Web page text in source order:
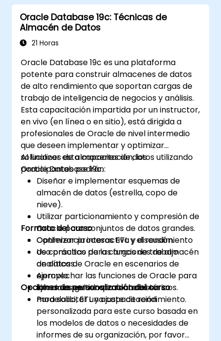
Oracle Database 19c: Técnicas de
Almacén de Datos
21 Horas
Oracle Database 19c es una plataforma
potente para construir almacenes de datos
de alto rendimiento que soportan cargas de
trabajo de inteligencia de negocios y análisis.
Esta capacitación impartida por un instructor,
en vivo (en línea o en sitio), está dirigida a
profesionales de Oracle de nivel intermedio
que deseen implementar y optimizar
soluciones de almacenes de datos utilizando
Oracle Database 19c.
Al finalizar esta capacitación, los
participantes podrán:
Diseñar e implementar esquemas de
almacén de datos (estrella, copo de
nieve).
Utilizar particionamiento y compresión de
Oracle para conjuntos de datos grandes.
Optimizar procesos ETL y el rendimiento
de consultas para cargas de trabajo
analíticas.
Aprovechar las funciones de Oracle para
informes en tiempo real e históricos.
Formato del curso
Conferencia interactiva y discusión.
Uso práctico de las funciones de almacén
de datos de Oracle en escenarios de
ejemplo.
Ejercicios guiados enfocados en
modelado, ETL y ajuste de rendimiento.
Opciones de personalización del curso
Para solicitar una capacitación
personalizada para este curso basada en
los modelos de datos o necesidades de
informes de su organización, por favor